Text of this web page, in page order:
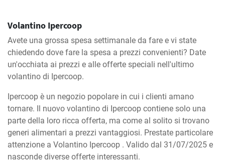
Volantino Ipercoop
Avete una grossa spesa settimanale da fare e vi state
chiedendo dove fare la spesa a prezzi convenienti? Date
un'occhiata ai prezzi e alle offerte speciali nell'ultimo
volantino di Ipercoop.
Ipercoop è un negozio popolare in cui i clienti amano
tornare. Il nuovo volantino di Ipercoop contiene solo una
parte della loro ricca offerta, ma come al solito si trovano
generi alimentari a prezzi vantaggiosi. Prestate particolare
attenzione a Volantino Ipercoop . Valido dal 31/07/2025 e
nasconde diverse offerte interessanti.